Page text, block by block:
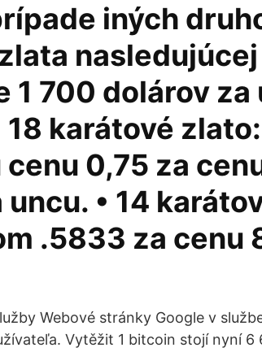
iných
1 700 dolárov za
karátové zlato:
0,75 za
uncu. • 14
.5833 za cenu
Webové stránky Google v
Vytěžit 1 bitcoin stojí nyní 6